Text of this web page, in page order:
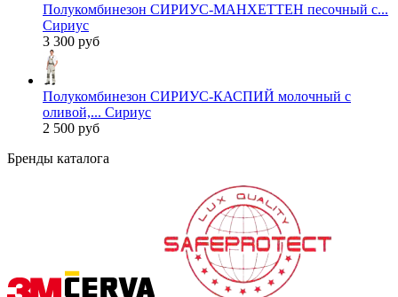
Полукомбинезон СИРИУС-МАНХЕТТЕН песочный с...
Сириус
3 300 руб
Полукомбинезон СИРИУС-КАСПИЙ молочный с
оливой,... Сириус
2 500 руб
Бренды каталога